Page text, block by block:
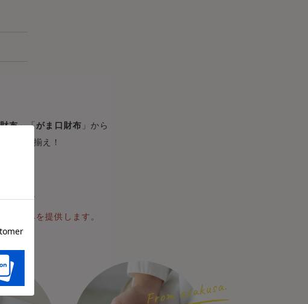
布」「 がま口財布 」から
的な品揃え！
実。
楽しみを提供します。